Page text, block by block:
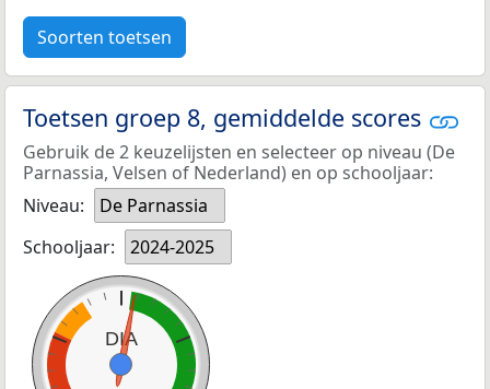
Soorten toetsen
Toetsen groep 8, gemiddelde scores
Gebruik de 2 keuzelijsten en selecteer op niveau (De
Parnassia, Velsen of Nederland) en op schooljaar:
Niveau:
De Parnassia
Schooljaar:
2024-2025
DIA